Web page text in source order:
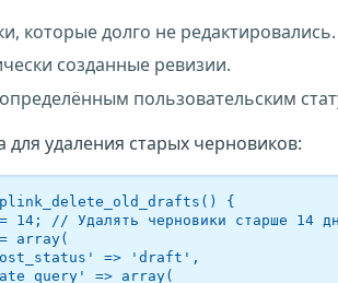
которые долго не редактировались.
созданные ревизии.
пользовательским
для удаления старых черновиков:
{